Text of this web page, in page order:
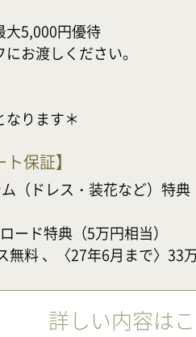
5,000円優待
お渡しください。
ります＊
ト保証】
（ドレス・装花など）特典
ード特典（5万円相当）
料 、〈27年6月まで〉33
詳しい内容は